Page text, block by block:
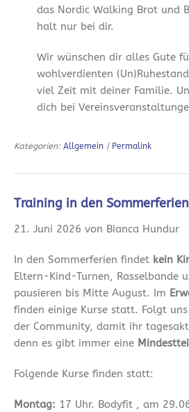
das Nordic Walking Brot und
halt nur bei dir.
Wir wünschen dir alles Gute
wohlverdienten
viel Zeit mit deiner Familie.
dich bei
Kategorien: Allgemein | Permalink
Training in den Sommerferien
21. Juni 2026 von Bianca Hundur
In den Sommerferien findet kein
Eltern-Kind-Turnen, Rasselbande
pausieren bis Mitte August. Im
finden einige Kurse statt. Folgt
der Community, damit ihr
denn es gibt immer eine
Folgende Kurse finden statt:
Montag: 17 Uhr. Bodyfit , am